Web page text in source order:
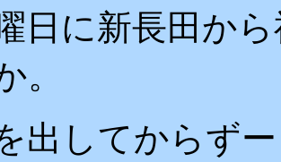
日に新長田か
。
出してからず